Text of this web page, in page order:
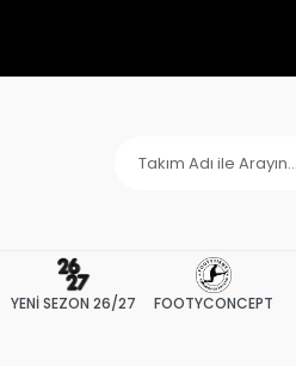
YENİ SEZON 26/27 FOOTYCONCEPT